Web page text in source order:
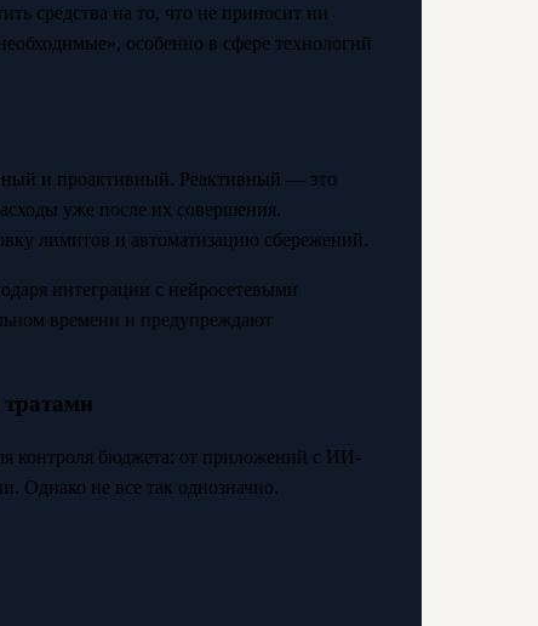
средства на то, что не приносит ни
особенно в сфере технологий
и проактивный. Реактивный — это
уже после их совершения.
лимитов и автоматизацию сбережений.
интеграции с нейросетевыми
времени и предупреждают
контроля бюджета: от приложений с ИИ-
Однако не все так однозначно.